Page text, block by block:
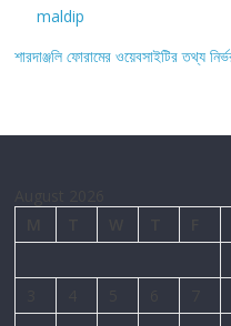
maldip
শারদাঞ্জলি ফোরামের ওয়েবসাইটির তথ্য